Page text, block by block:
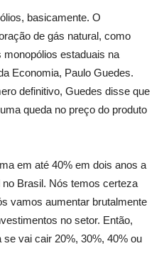
basicamente. O
de gás natural, como
estaduais na
Economia, Paulo Guedes.
definitivo, Guedes disse que
queda no preço do produto
em até 40% em dois anos a
Brasil. Nós temos certeza
vamos aumentar brutalmente
no setor. Então,
vai cair 20%, 30%, 40% ou